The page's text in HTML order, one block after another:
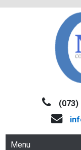
NEWCOM
(073)
Menu